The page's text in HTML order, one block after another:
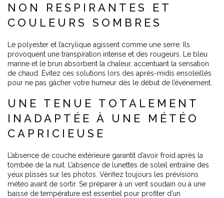
NON RESPIRANTES ET
COULEURS SOMBRES
Le polyester et l’acrylique agissent comme une serre. Ils
provoquent une transpiration intense et des rougeurs. Le bleu
marine et le brun absorbent la chaleur, accentuant la sensation
de chaud. Évitez ces solutions lors des après-midis ensoleillés
pour ne pas gâcher votre humeur dès le début de l’événement.
UNE TENUE TOTALEMENT
INADAPTÉE À UNE MÉTÉO
CAPRICIEUSE
L’absence de couche extérieure garantit d’avoir froid après la
tombée de la nuit. L’absence de lunettes de soleil entraîne des
yeux plissés sur les photos. Vérifiez toujours les prévisions
météo avant de sortir. Se préparer à un vent soudain ou à une
baisse de température est essentiel pour profiter d’un